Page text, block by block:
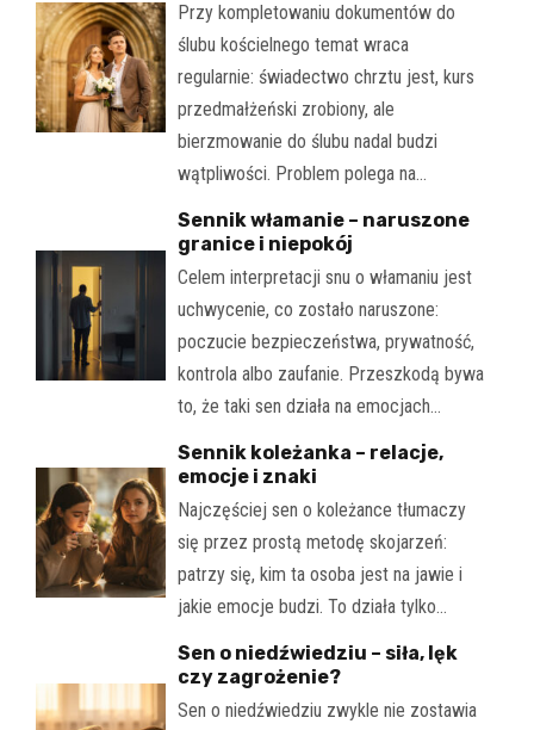
Przy kompletowaniu dokumentów do
ślubu kościelnego temat wraca
regularnie: świadectwo chrztu jest, kurs
przedmałżeński zrobiony, ale
bierzmowanie do ślubu nadal budzi
wątpliwości. Problem polega na…
Sennik włamanie – naruszone
granice i niepokój
Celem interpretacji snu o włamaniu jest
uchwycenie, co zostało naruszone:
poczucie bezpieczeństwa, prywatność,
kontrola albo zaufanie. Przeszkodą bywa
to, że taki sen działa na emocjach…
Sennik koleżanka – relacje,
emocje i znaki
Najczęściej sen o koleżance tłumaczy
się przez prostą metodę skojarzeń:
patrzy się, kim ta osoba jest na jawie i
jakie emocje budzi. To działa tylko…
Sen o niedźwiedziu – siła, lęk
czy zagrożenie?
Sen o niedźwiedziu zwykle nie zostawia